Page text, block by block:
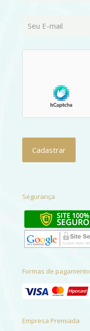
Segurança
Formas de pagamento
Empresa Premiada